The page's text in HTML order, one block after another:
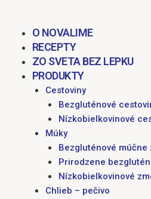
O NOVALIME
RECEPTY
ZO SVETA BEZ LEPKU
PRODUKTY
Cestoviny
Bezgluténové
Nízkobielkovinové
Múky
Bezgluténové múčne
Prirodzene
Nízkobielkovinové
Chlieb – pečivo